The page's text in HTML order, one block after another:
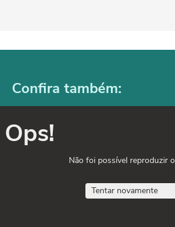
Confira também:
Ops!
Não foi possível reproduzir
Tentar novamente